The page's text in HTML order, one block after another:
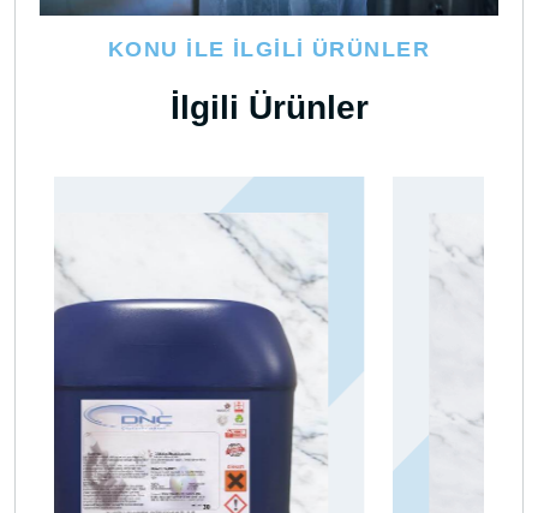
KONU İLE İLGILI ÜRÜNLER
İlgili Ürünler